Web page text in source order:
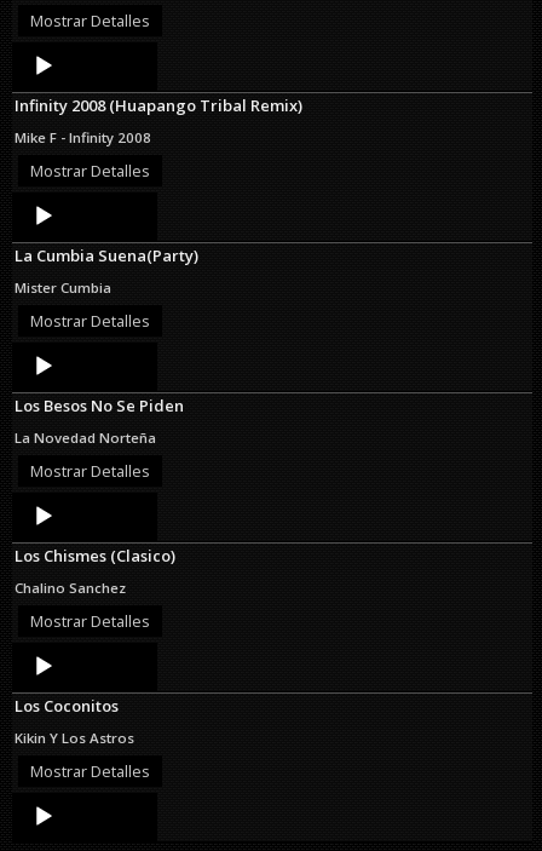
Mostrar Detalles
Audio
Player
Infinity 2008 (Huapango Tribal Remix)
Mike F - Infinity 2008
Mostrar Detalles
Audio
Player
La Cumbia Suena(Party)
Mister Cumbia
Mostrar Detalles
Audio
Player
Los Besos No Se Piden
La Novedad Norteña
Mostrar Detalles
Audio
Player
Los Chismes (Clasico)
Chalino Sanchez
Mostrar Detalles
Audio
Player
Los Coconitos
Kikin Y Los Astros
Mostrar Detalles
Audio
Player